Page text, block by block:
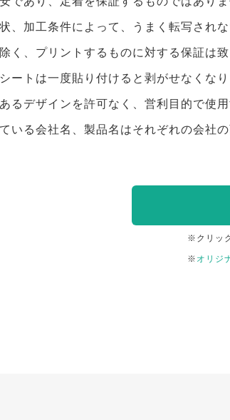
、加工条件によって、うまく転写されな
く、プリントするものに対する保証は
ートは一度貼り付けると剥がせなくな
るデザインを許可なく、営利目的で使
いる会社名、製品名はそれぞれの会社
※クリッ
※ オリジ